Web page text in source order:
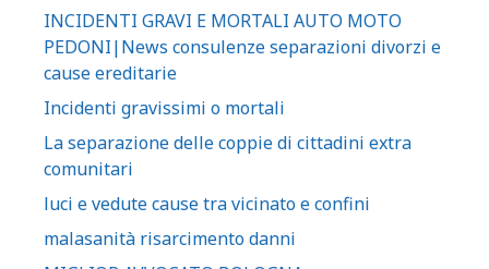
INCIDENTI GRAVI E MORTALI AUTO MOTO
PEDONI|News consulenze separazioni divorzi e
cause ereditarie
Incidenti gravissimi o mortali
La separazione delle coppie di cittadini extra
comunitari
luci e vedute cause tra vicinato e confini
malasanità risarcimento danni